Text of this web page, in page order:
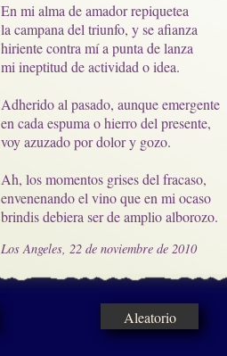
En mi alma de amador repiquetea
la campana del triunfo, y se afianza
hiriente contra mí a punta de lanza
mi ineptitud de actividad o idea.
Adherido al pasado, aunque emergente
en cada espuma o hierro del presente,
voy azuzado por dolor y gozo.
Ah, los momentos grises del fracaso,
envenenando el vino que en mi ocaso
brindis debiera ser de amplio alborozo.
Los Angeles, 22 de noviembre de 2010
Aleatorio